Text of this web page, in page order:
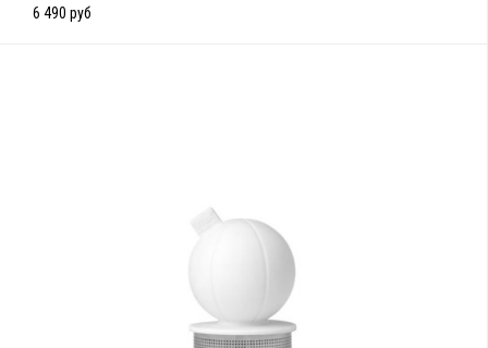
6 490 руб